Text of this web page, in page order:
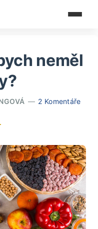
neměl
2 Komentáře